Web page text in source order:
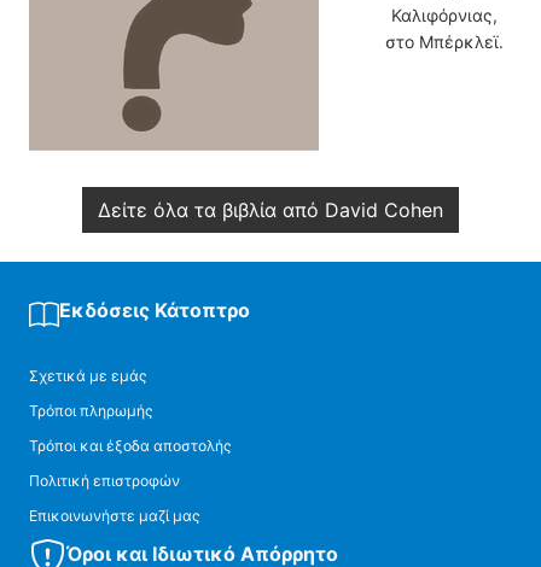
Καλιφόρνιας,
στο Μπέρκλεϊ.
Δείτε όλα τα βιβλία από David Cohen
Εκδόσεις Κάτοπτρο
Σχετικά με εμάς
Τρόποι πληρωμής
Τρόποι και έξοδα αποστολής
Πολιτική επιστροφών
Επικοινωνήστε μαζί μας
Όροι και Ιδιωτικό Απόρρητο